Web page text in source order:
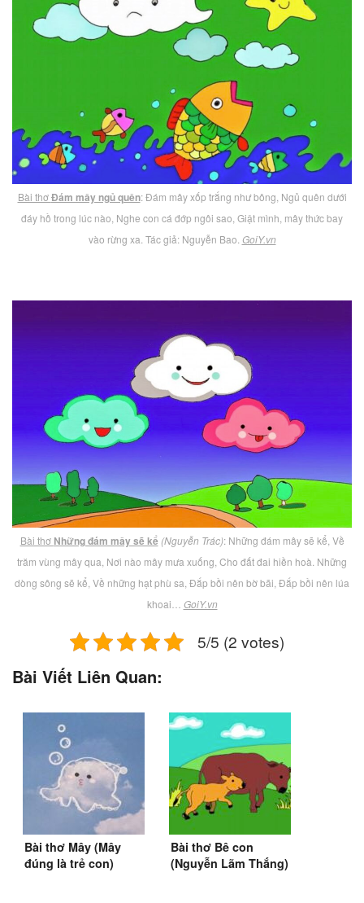
Bài thơĐám mây ngủ quên: Đám mây xốp trắng như bông, Ngủ quên dưới
đáy hồ trong lúc nào, Nghe con cá đớp ngôi sao, Giật mình, mây thức bay
vào rừng xa. Tác giả: Nguyễn Bao. GoiY.vn
Bài thơ Những đám mây sẽ kể (Nguyễn Trác): Những đám mây sẽ kể, Về
trăm vùng mây qua, Nơi nào mây mưa xuống, Cho đất đai hiền hoà. Những
dòng sông sẽ kể, Về những hạt phù sa, Đắp bồi nên bờ bãi, Đắp bồi nên lúa
khoai… GoiY.vn
5/5 (2 votes)
Bài Viết Liên Quan:
Bài thơ Mây (Mây
đúng là trẻ con)
Bài thơ Bê con
(Nguyễn Lãm Thắng)